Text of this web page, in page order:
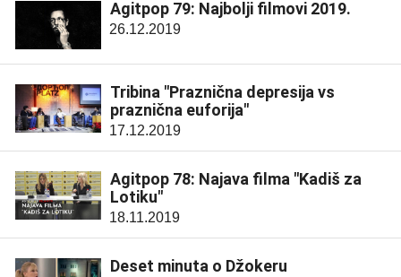
Agitpop 79: Najbolji filmovi 2019.
26.12.2019
Tribina "Praznična depresija vs
praznična euforija"
17.12.2019
Agitpop 78: Najava filma "Kadiš za
Lotiku"
18.11.2019
Deset minuta o Džokeru